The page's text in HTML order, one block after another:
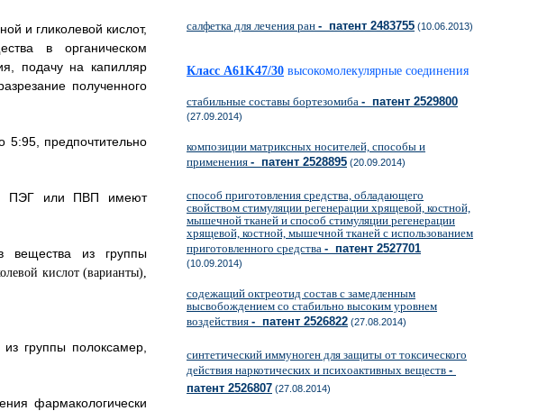
и гликолевой кислот,
в органическом
подачу на капилляр
полученного
5:95, предпочтительно
ПЭГ или ПВП имеют
вещества из группы
группы полоксамер,
фармакологически
салфетка для лечения ран - патент 2483755 (10.06.2013)
Класс A61K47/30 высокомолекулярные соединения
стабильные составы бортезомиба - патент 2529800
(27.09.2014)
композиции матриксных носителей, способы и
применения - патент 2528895 (20.09.2014)
способ приготовления средства, обладающего
свойством стимуляции регенерации хрящевой, костной,
мышечной тканей и способ стимуляции регенерации
хрящевой, костной, мышечной тканей с использованием
приготовленного средства - патент 2527701
(10.09.2014)
содежащий октреотид состав с замедленным
высвобождением со стабильно высоким уровнем
воздействия - патент 2526822 (27.08.2014)
синтетический иммуноген для защиты от токсического
действия наркотических и психоактивных веществ -
патент 2526807 (27.08.2014)